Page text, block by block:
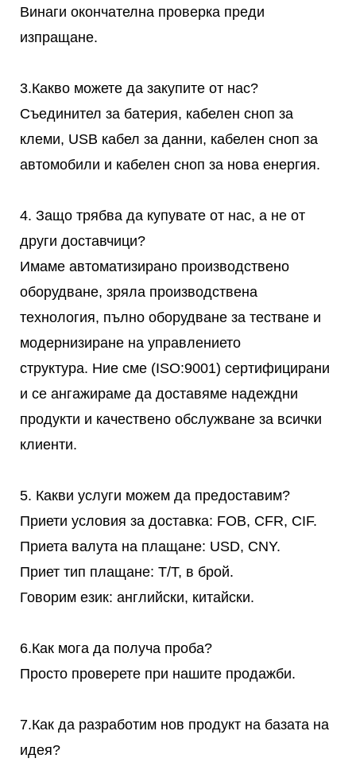
Винаги окончателна проверка преди
изпращане.
3.Какво можете да закупите от нас?
Съединител за батерия, кабелен сноп за
клеми, USB кабел за данни, кабелен сноп за
автомобили и кабелен сноп за нова енергия.
4. Защо трябва да купувате от нас, а не от
други доставчици?
Имаме автоматизирано производствено
оборудване, зряла производствена
технология, пълно оборудване за тестване и
модернизиране на управлението
структура. Ние сме (ISO:9001) сертифицирани
и се ангажираме да доставяме надеждни
продукти и качествено обслужване за всички
клиенти.
5. Какви услуги можем да предоставим?
Приети условия за доставка: FOB, CFR, CIF.
Приета валута на плащане: USD, CNY.
Приет тип плащане: T/T, в брой.
Говорим език: английски, китайски.
6.Как мога да получа проба?
Просто проверете при нашите продажби.
7.Как да разработим нов продукт на базата на
идея?